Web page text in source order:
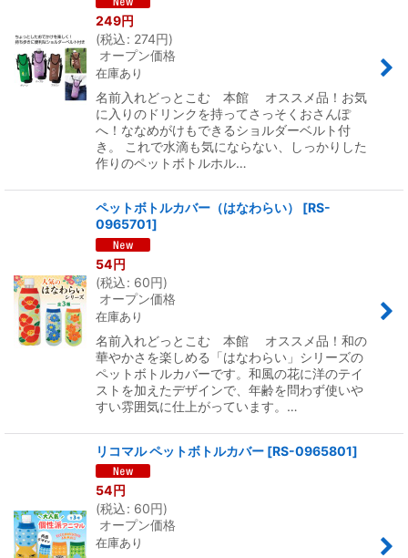
249円
(税込: 274円)
オープン価格
在庫あり
名前入れどっとこむ 本館 オススメ品！お気
に入りのドリンクを持ってさっそくおさんぽ
へ！ななめがけもできるショルダーベルト付
き。 これで水滴も気にならない、しっかりした
作りのペットボトルホル…
ペットボトルカバー（はなわらい） [RS-
0965701]
54円
(税込: 60円)
オープン価格
在庫あり
名前入れどっとこむ 本館 オススメ品！和の
華やかさを楽しめる「はなわらい」シリーズの
ペットボトルカバーです。和風の花に洋のテイ
ストを加えたデザインで、年齢を問わず使いや
すい雰囲気に仕上がっています。…
リコマル ペットボトルカバー [RS-0965801]
54円
(税込: 60円)
オープン価格
在庫あり